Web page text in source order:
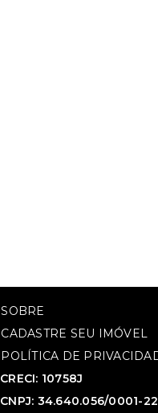
SOBRE
CADASTRE SEU IMÓVEL
POLÍTICA DE
CRECI: 10758J
CNPJ: 34.640.056/0001-22